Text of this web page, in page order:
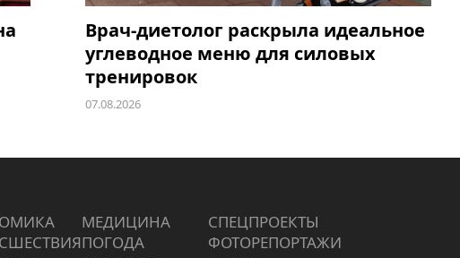
Врач-диетолог раскрыла идеальное
углеводное меню для силовых
тренировок
07.08.2026
МЕДИЦИНА
ПОГОДА
СПЕЦПРОЕКТЫ
ФОТОРЕПОРТАЖИ